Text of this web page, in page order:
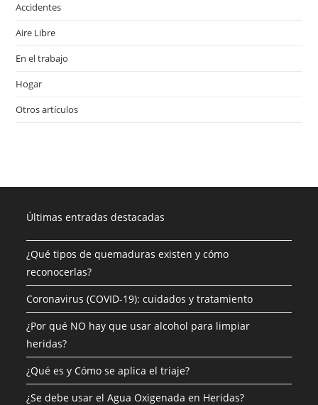
Accidentes
Aire Libre
En el trabajo
Hogar
Otros artículos
Últimas entradas destacadas
¿Qué tipos de quemaduras existen y cómo
reconocerlas?
Coronavirus (COVID-19): cuidados y tratamiento
¿Por qué NO hay que usar alcohol para limpiar
heridas?
¿Qué es y Cómo se aplica el triaje?
¿Se debe usar el Agua Oxigenada en Heridas?